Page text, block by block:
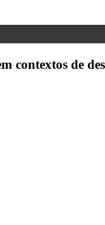
contextos de